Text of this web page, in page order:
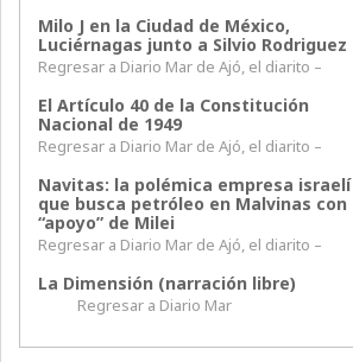
Milo J en la Ciudad de México,
Luciérnagas junto a Silvio Rodriguez
Regresar a Diario Mar de Ajó, el diarito –
El Artículo 40 de la Constitución
Nacional de 1949
Regresar a Diario Mar de Ajó, el diarito –
Navitas: la polémica empresa israelí
que busca petróleo en Malvinas con
“apoyo” de Milei
Regresar a Diario Mar de Ajó, el diarito –
La Dimensión (narración libre)
Regresar a Diario Mar